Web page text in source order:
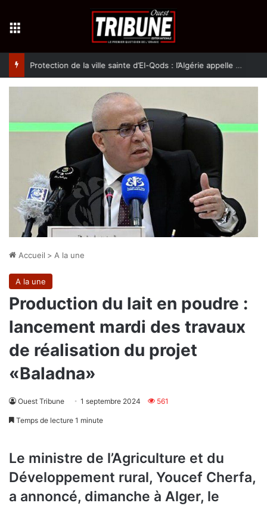
Protection de la ville sainte d’El-Qods : l’Algérie appelle à une action collective
Accueil > A la une
A la une
Production du lait en poudre :
lancement mardi des travaux
de réalisation du projet
«Baladna»
Ouest Tribune 1 septembre 2024 561
Temps de lecture 1 minute
Le ministre de l’Agriculture et du
Développement rural, Youcef Cherfa,
a annoncé, dimanche à Alger, le